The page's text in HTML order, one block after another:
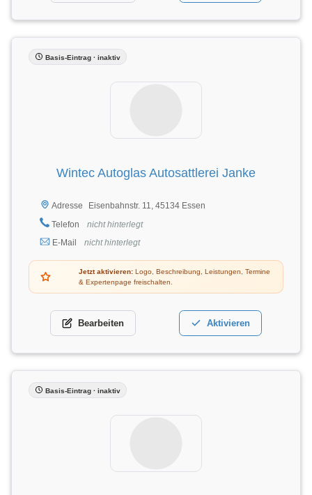
Basis-Eintrag · inaktiv
Wintec Autoglas Autosattlerei Janke
Adresse
Eisenbahnstr. 11, 45134 Essen
Telefon
nicht hinterlegt
E-Mail
nicht hinterlegt
Jetzt aktivieren: Logo, Beschreibung, Leistungen, Termine
& Expertenpage freischalten.
Bearbeiten Aktivieren
Basis-Eintrag · inaktiv